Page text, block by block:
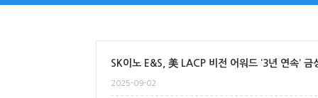
SK이노 E&S, 美 LACP 비전 어워드 ‘3년 연속’ 금
2025-09-02